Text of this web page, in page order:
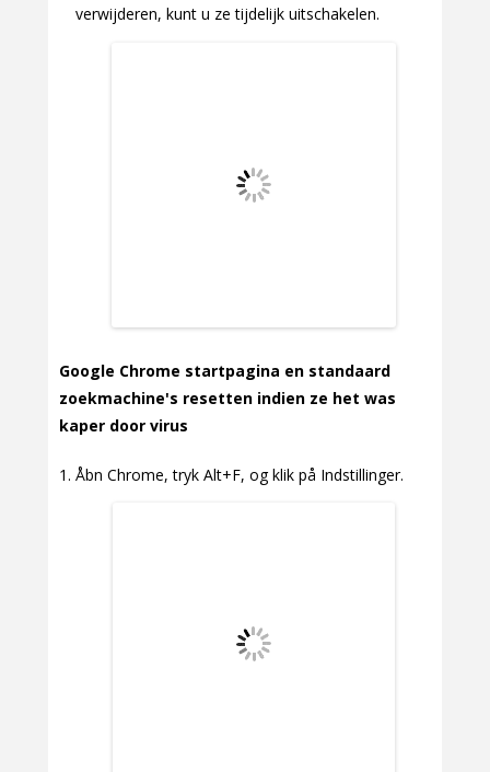
verwijderen, kunt u ze tijdelijk uitschakelen.
Google Chrome startpagina en standaard
zoekmachine's resetten indien ze het was
kaper door virus
Åbn Chrome, tryk Alt+F, og klik på Indstillinger.